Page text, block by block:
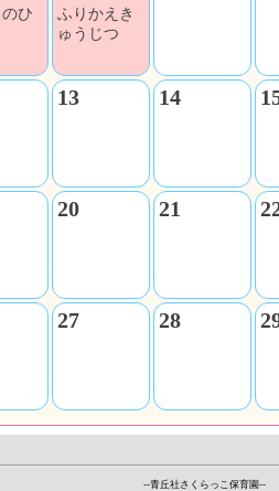
ひ
ふりかえき
ゅうじつ
13 14
20 21
27 28
--青丘社さくらっこ保育園--